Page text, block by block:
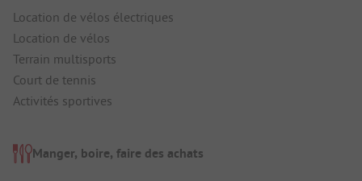
Location de vélos électriques
Location de vélos
Terrain multisports
Court de tennis
Activités sportives
Manger, boire, faire des achats